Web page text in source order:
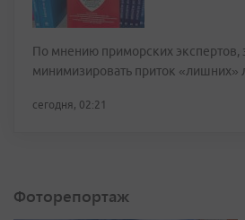
По мнению приморских экспертов,
минимизировать приток «лишних»
сегодня, 02:21
Фоторепортаж